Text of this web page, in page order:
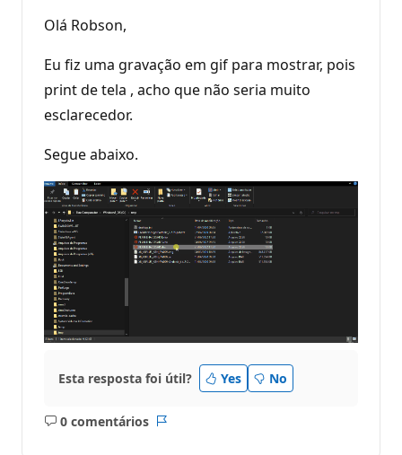
Olá Robson,
Eu fiz uma gravação em gif para mostrar, pois
print de tela , acho que não seria muito
esclarecedor.
Segue abaixo.
Esta resposta foi útil? Yes No
0 comentários
Sem